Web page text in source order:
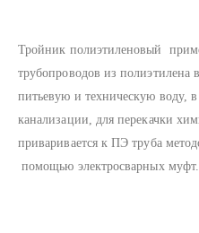
Тройник полиэтиленовый
трубопроводов из полиэтилена
питьевую и техническую воду,
канализации, для перекачки
приваривается к ПЭ труба
помощью электросварных муфт.